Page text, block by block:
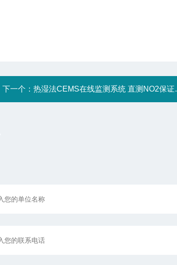
下一个： 热湿法CEMS在线监测系统 直测NO2保证数据精确 避免转化炉损耗